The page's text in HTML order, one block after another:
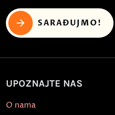
SARAĐUJMO!
UPOZNAJTE NAS
O nama